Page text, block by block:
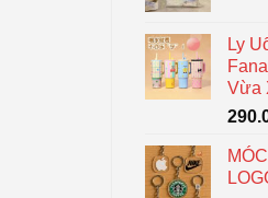
Ly
Vừa